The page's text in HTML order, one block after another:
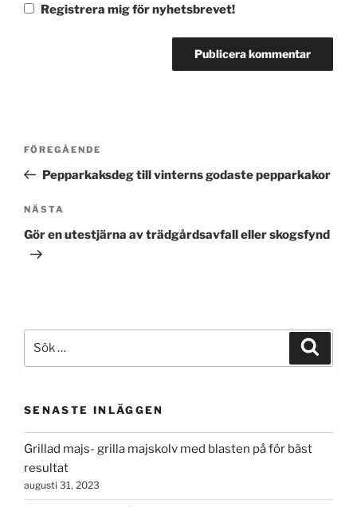
Registrera mig för nyhetsbrevet!
Inläggsnavigering
Föregående
inlägg
FÖREGÅENDE
Pepparkaksdeg till vinterns godaste pepparkakor
Nästa
inlägg
NÄSTA
Gör en utestjärna av trädgårdsavfall eller skogsfynd
efter:
SENASTE INLÄGGEN
Grillad majs- grilla majskolv med blasten på för bäst
resultat
augusti 31, 2023